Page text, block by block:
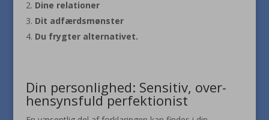
Dine relationer
Dit adfærdsmønster
Du frygter alternativet.
Din personlighed: Sensitiv, over-
hensynsfuld perfektionist